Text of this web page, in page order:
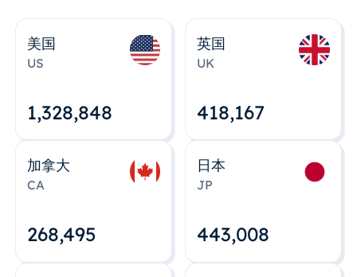
美国
US
1,328,848
英国
UK
418,167
加拿大
CA
268,495
日本
JP
443,008